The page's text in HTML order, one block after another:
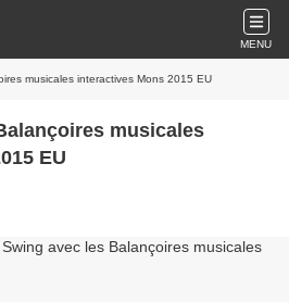
MENU
musicales interactives Mons 2015 EU
musicales
EU